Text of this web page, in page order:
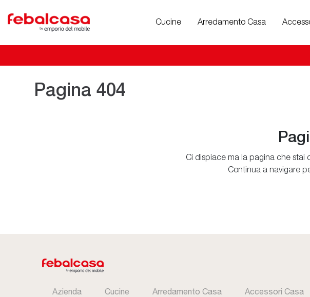
Cucine Arredamento Casa
Pagina 404
Ci dispiace ma la pagina che stai
Continua a navigare
Azienda Cucine Arredamento Casa Accessori Casa